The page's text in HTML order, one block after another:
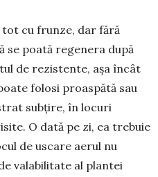
cu frunze, dar fără
se poată rege­nera după
de re­zis­tente, aşa încât
folosi proas­pătă sau
subţire, în locuri
O dată pe zi, ea trebuie
de uscare aerul nu
valabilitate al plantei